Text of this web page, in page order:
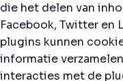
die het delen van
Facebook, Twitter en
plugins kunnen
informatie
interacties met de